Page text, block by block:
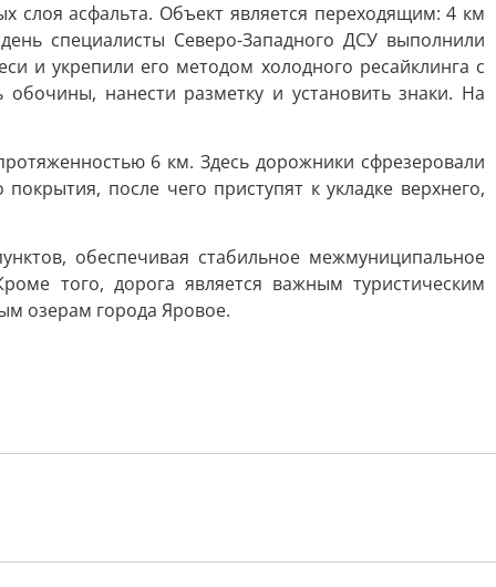
слоя асфальта. Объект является переходящим: 4 км
специалисты Северо-Западного ДСУ выполнили
и укрепили его методом холодного ресайклинга с
нанести разметку и установить знаки. На
6 км. Здесь дорожники сфрезеровали
после чего приступят к укладке верхнего,
обеспечивая стабильное межмуниципальное
того, дорога является важным туристическим
озерам города Яровое.